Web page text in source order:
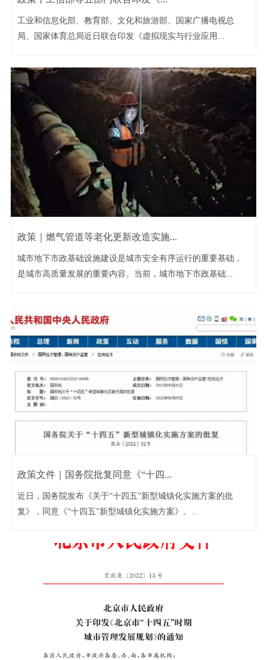
工业和信息化部、教育部、文化和旅游部、国家广播电视总
局、国家体育总局近日联合印发《虚拟现实与行业应用...
政策｜燃气管道等老化更新改造实施...
城市地下市政基础设施建设是城市安全有序运行的重要基础，
是城市高质量发展的重要内容。当前，城市地下市政基础...
政策文件｜国务院批复同意《“十四...
近日，国务院发布《关于“十四五”新型城镇化实施方案的批
复》，同意《“十四五”新型城镇化实施方案》。...